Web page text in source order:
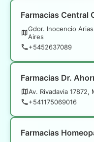
Farmacias Central
Gdor. Inocencio
Aires
+5452637089
Farmacias Dr.
Av. Rivadavia
+541175069016
Farmacias